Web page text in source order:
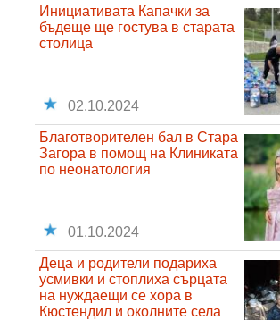
Инициативата Капачки за
бъдеще ще гостува в старата
столица
02.10.2024
Благотворителен бал в Стара
Загора в помощ на Клиниката
по неонатология
01.10.2024
Деца и родители подариха
усмивки и стоплиха сърцата
на нуждаещи се хора в
Кюстендил и околните села